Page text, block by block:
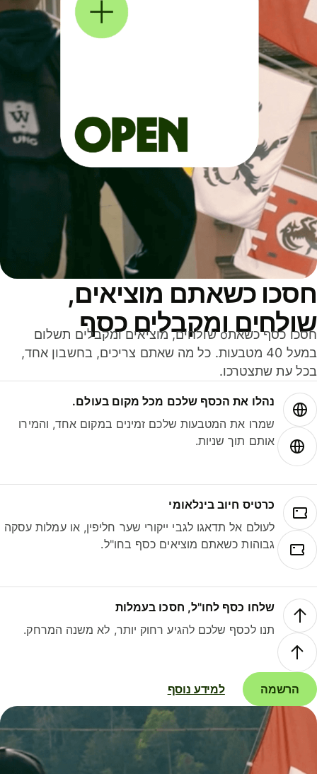
כשאתם מוציאים,
ומקבלים כסף
חסכו כסף כשאתo שולחים, מוציאים ומקבלים תשלום
במעל 40 מטבעות. כל מה שאתם צריכים, בחשבון אחד,
עת שתצטרכו.
נהלו את הכסף שלכם מכל מקום בעולם.
שמרו את המטבעות שלכם זמינים במקום אחד, והמירו
אותם תוך שניות.
כרטיס חיוב בינלאומי
לעולם אל תדאגו לגבי ייקורי שער חליפין, או עמלות עסקה
גבוהות כשאתם מוציאים כסף בחו"ל.
שלחו כסף לחו"ל, חסכו בעמלות
תנו לכסף שלכם להגיע רחוק יותר, לא משנה המרחק.
הרשמה למידע נוסף